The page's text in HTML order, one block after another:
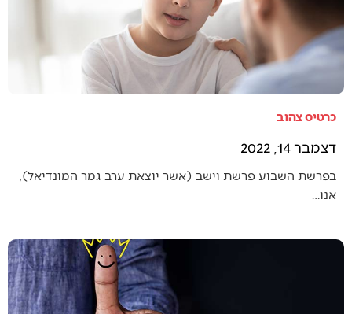
כרטיס צהוב
דצמבר 14, 2022
בפרשת השבוע פרשת וישב (אשר יוצאת ערב גמר המונדיאל),
אנו…